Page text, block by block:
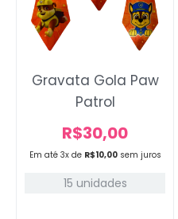
Em até 3x de R$10,00 sem juros
Gravata Gola Paw
Patrol
R$30,00
15 unidades